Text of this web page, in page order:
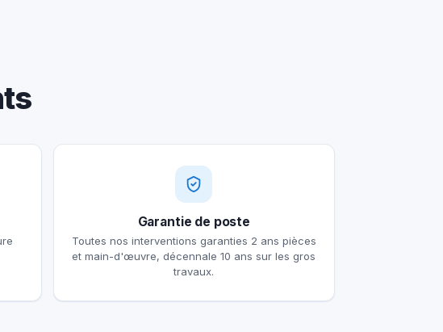
Garantie de poste
Toutes nos interventions garanties 2 ans pièces
et main-d'œuvre, décennale 10 ans sur les gros
travaux.